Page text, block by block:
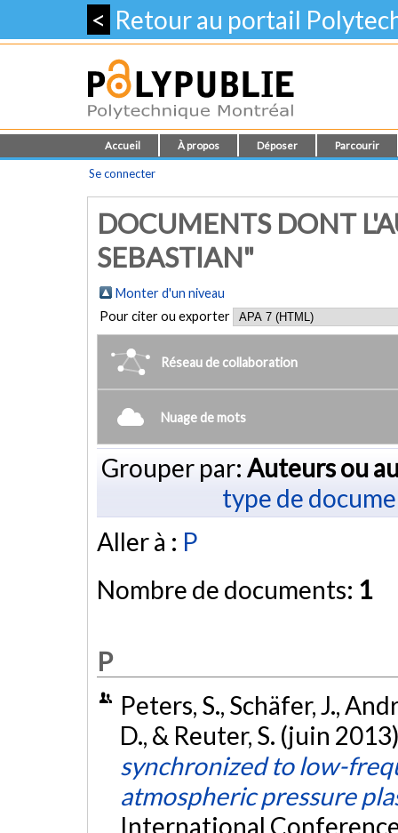
< Retour au portail
Accueil À propos Déposer Parcourir
Se connecter
DOCUMENTS DONT
SEBASTIAN"
Monter d'un niveau
Pour citer ou exporter
Réseau de collaboration
Nuage de mots
Grouper par: Auteurs ou
type de
Aller à : P
Nombre de documents: 1
P
Peters, S., Schäfer, J.,
D., & Reuter, S. (juin
synchronized to low-
atmospheric pressure
International Conference